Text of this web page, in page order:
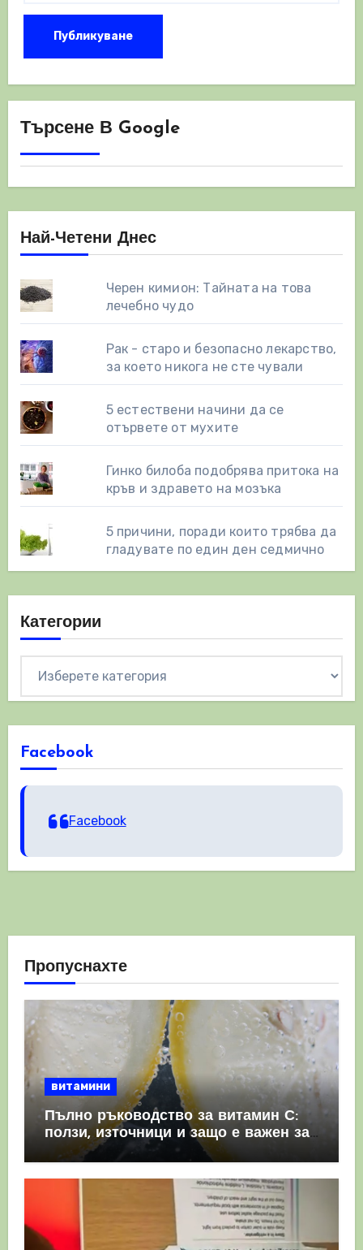
Търсене В Google
Най-Четени Днес
Черен кимион: Тайната на това
лечебно чудо
Рак - старо и безопасно лекарство,
за което никога не сте чували
5 естествени начини да се
отървете от мухите
Гинко билоба подобрява притока на
кръв и здравето на мозъка
5 причини, поради които трябва да
гладувате по един ден седмично
Категории
Facebook
Facebook
Пропуснахте
витамини
Пълно ръководство за витамин С:
ползи, източници и защо е важен за
имунната система